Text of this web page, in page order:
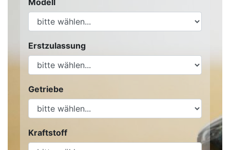
Modell
Erstzulassung
Getriebe
Kraftstoff